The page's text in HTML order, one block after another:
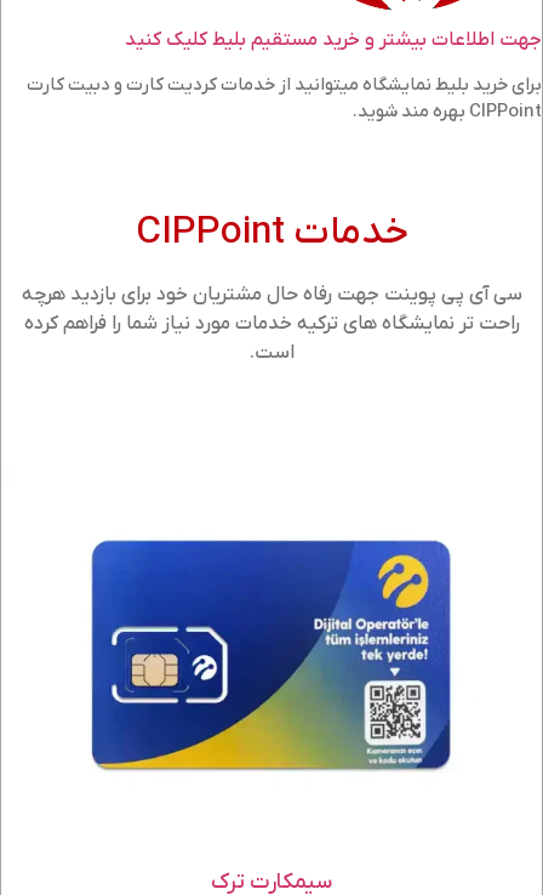
جهت اطلاعات بیشتر و خرید مستقیم بلیط کلیک کنید
برای خرید بلیط نمایشگاه میتوانید از خدمات کردیت کارت و دبیت کارت
CIPPoint بهره مند شوید.
خدمات CIPPoint
سی آی پی پوینت جهت رفاه حال مشتریان خود برای بازدید هرچه
راحت تر نمایشگاه های ترکیه خدمات مورد نیاز شما را فراهم کرده
است.
سیمکارت ترک